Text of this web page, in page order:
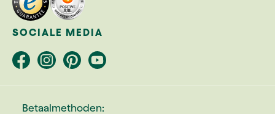
SOCIALE MEDIA
Betaalmethoden: